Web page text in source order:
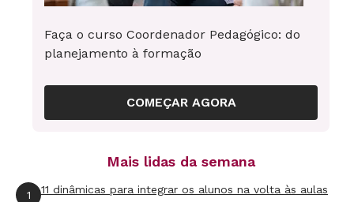
de aula ao ministro da Educação, possuem
um alinhamento impressionante. Os
discursos e as ações são coerentes. Os
objetivos a serem perseguidos estão claros
reflete até nas apresentações. “Visitamos
escolas, universidades e institutos de
Faça o curso Coordenador Pedagógico: do
planejamento à formação
COMEÇAR AGORA
Mais lidas da semana
1 11 dinâmicas para integrar os alunos na volta às aulas